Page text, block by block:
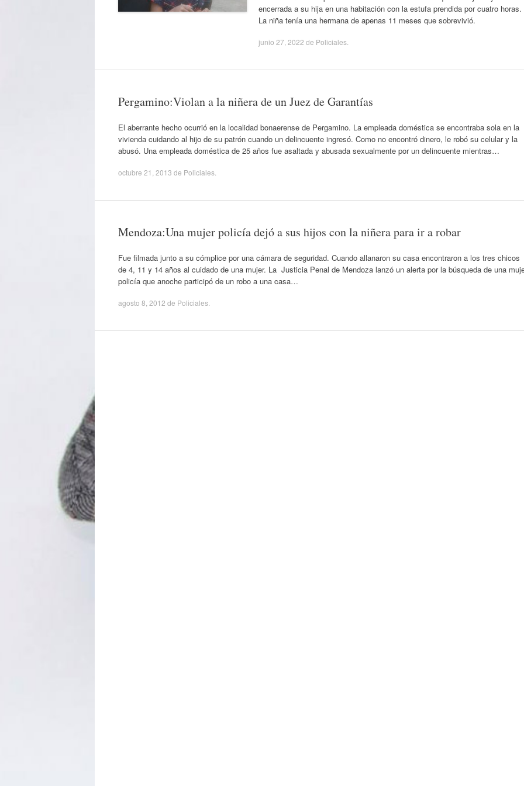
encerrada a su hija en una habitación con la estufa prendida por cuatro horas.
La niña tenía una hermana de apenas 11 meses que sobrevivió.
junio 27, 2022 de Policiales
Pergamino:Violan a la niñera de un Juez de Garantías
El aberrante hecho ocurrió en la localidad bonaerense de Pergamino. La empleada doméstica se encontraba sola en la
vivienda cuidando al hijo de su patrón cuando un delincuente ingresó. Como no encontró dinero, le robó su celular y la
abusó. Una empleada doméstica de 25 años fue asaltada y abusada sexualmente por un delincuente mientras…
octubre 21, 2013 de Policiales
Mendoza:Una mujer policía dejó a sus hijos con la niñera para ir a robar
Fue filmada junto a su cómplice por una cámara de seguridad. Cuando allanaron su casa encontraron a los tres chicos
de 4, 11 y 14 años al cuidado de una mujer. La Justicia Penal de Mendoza lanzó un alerta por la búsqueda de una
policía que anoche participó de un robo a una casa…
agosto 8, 2012 de Policiales